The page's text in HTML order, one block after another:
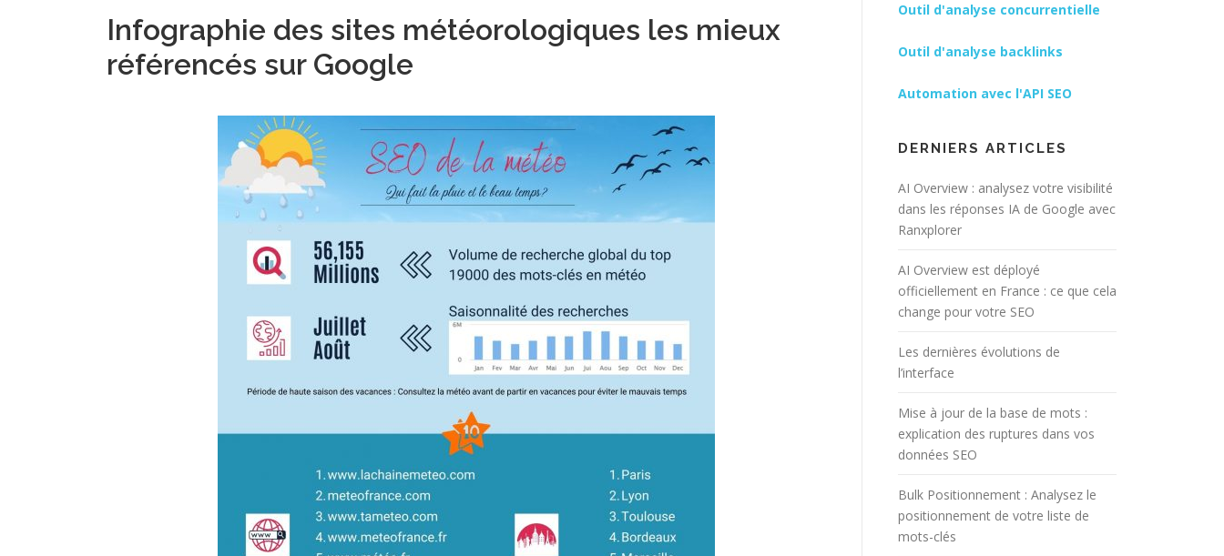
Infographie des sites météorologiques les mieux
référencés sur Google
Outil d'analyse concurrentielle
Outil d'analyse backlinks
Automation avec l'API SEO
DERNIERS ARTICLES
AI Overview : analysez votre visibilité
dans les réponses IA de Google avec
Ranxplorer
AI Overview est déployé
officiellement en France : ce que cela
change pour votre SEO
Les dernières évolutions de
l’interface
Mise à jour de la base de mots :
explication des ruptures dans vos
données SEO
Bulk Positionnement : Analysez le
positionnement de votre liste de
mots-clés